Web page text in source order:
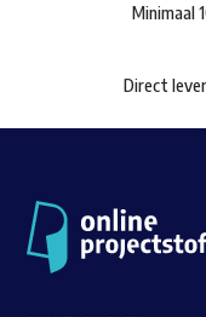
Minimaal
Direct